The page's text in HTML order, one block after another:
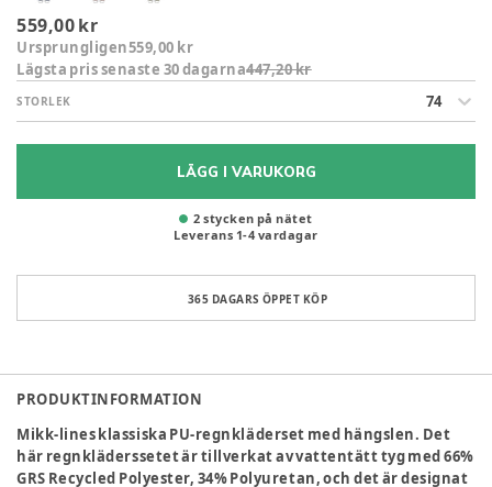
559,00 kr
Ursprungligen559,00 kr
Lägsta pris senaste 30 dagarna447,20 kr
STORLEK 74
LÄGG I VARUKORG
2 stycken på nätet
Leverans 1-4 vardagar
365 DAGARS ÖPPET KÖP
PRODUKTINFORMATION
Mikk-lines klassiska PU-regnkläderset med hängslen. Det
här regnkläderssetet är tillverkat av vattentätt tyg med 66%
GRS Recycled Polyester, 34% Polyuretan, och det är designat